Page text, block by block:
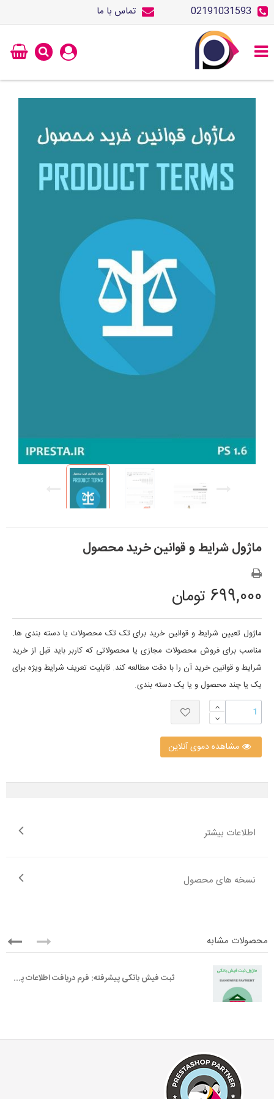
02191031593 تماس با ما
ماژول شرایط و قوانین خرید محصول
699,000 تومان
ماژول تعیین شرایط و قوانین خرید برای تک تک محصولات یا دسته بندی ها.
مناسب برای فروش محصولات مجازی یا محصولاتی که کاربر باید قبل از خرید
شرایط و قوانین خرید آن را با دقت مطالعه کند. قابلیت تعریف شرایط ویژه برای
یک یا چند محصول و یا یک دسته بندی.
مشاهده دموی آنلاین
اطلاعات بیشتر
نسخه های محصول
محصولات مشابه
ثبت فیش بانکی پیشرفته: فرم دریافت اطلاعات پرداخت آفلاین